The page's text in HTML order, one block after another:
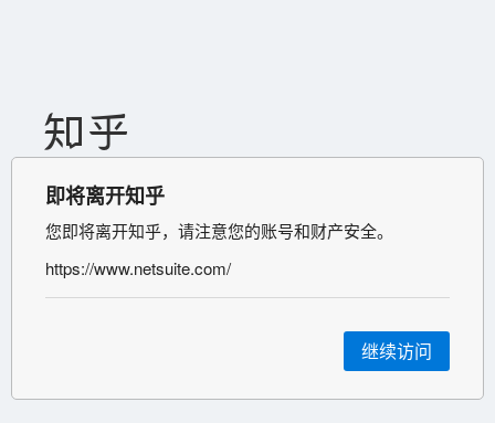
即将离开知乎
您即将离开知乎，请注意您的账号和财产安全。
https://www.netsuite.com/
继续访问